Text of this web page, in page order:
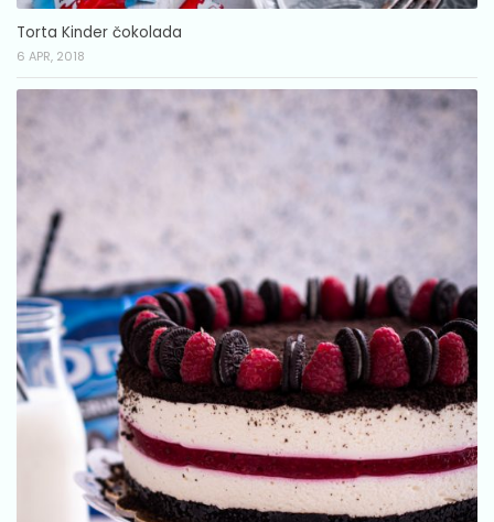
Torta Kinder čokolada
6 APR, 2018